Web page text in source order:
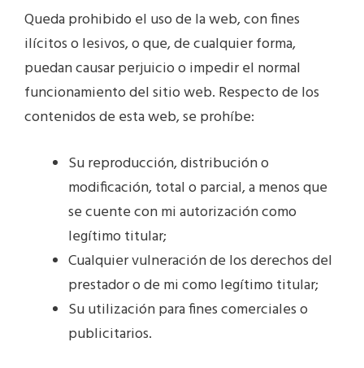
Queda prohibido el uso de la web, con fines
ilícitos o lesivos, o que, de cualquier forma,
puedan causar perjuicio o impedir el normal
funcionamiento del sitio web. Respecto de los
contenidos de esta web, se prohíbe:
Su reproducción, distribución o
modificación, total o parcial, a menos que
se cuente con mi autorización como
legítimo titular;
Cualquier vulneración de los derechos del
prestador o de mi como legítimo titular;
Su utilización para fines comerciales o
publicitarios.